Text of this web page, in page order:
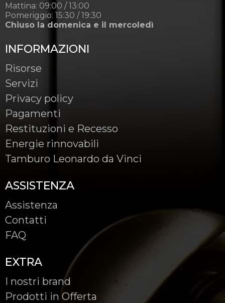
Mattina: 09:00 / 13:00
Pomeriggio: 15:30 / 19:30
Chiuso la domenica e il mercoledì
INFORMAZIONI
Risorse
Servizi
Privacy policy
Pagamenti
Restituzioni e Recesso
Energie rinnovabili
Tamburo Leonardo da Vinci
ASSISTENZA
Assistenza
Contatti
FAQ
EXTRA
I nostri brand
Prodotti in Offerta